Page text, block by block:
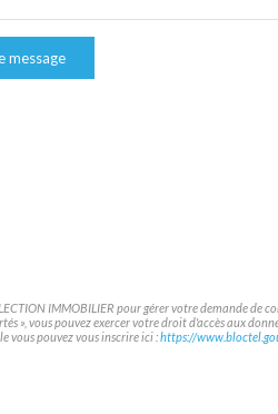
message
IMMOBILIER pour gérer votre demande
», vous pouvez exercer votre droit d'accès aux
vous pouvez vous inscrire ici :https://